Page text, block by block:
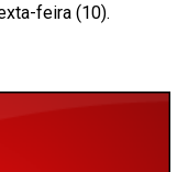
feira (10).